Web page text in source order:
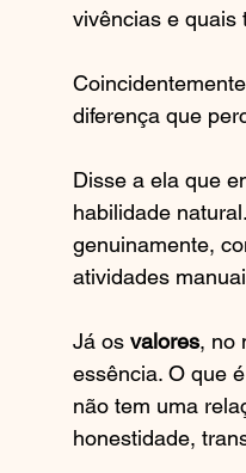
vivências e quais
diferença que
Disse a ela que
habilidade
genuinamente,
atividades
Já os valores, no
essência. O que
não tem uma
honestidade,